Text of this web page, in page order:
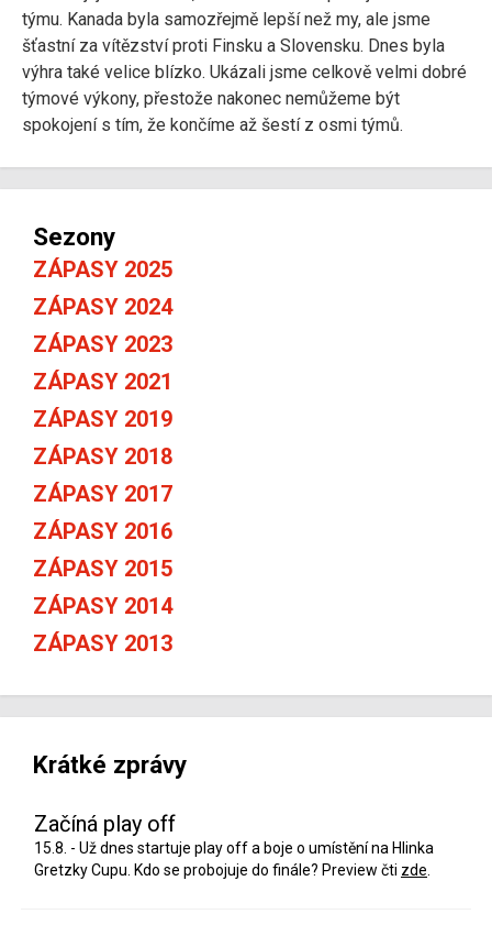
týmu. Kanada byla samozřejmě lepší než my, ale jsme
šťastní za vítězství proti Finsku a Slovensku. Dnes byla
výhra také velice blízko. Ukázali jsme celkově velmi dobré
týmové výkony, přestože nakonec nemůžeme být
spokojení s tím, že končíme až šestí z osmi týmů.
Sezony
ZÁPASY 2025
ZÁPASY 2024
ZÁPASY 2023
ZÁPASY 2021
ZÁPASY 2019
ZÁPASY 2018
ZÁPASY 2017
ZÁPASY 2016
ZÁPASY 2015
ZÁPASY 2014
ZÁPASY 2013
Krátké zprávy
Začíná play off
15.8. - Už dnes startuje play off a boje o umístění na Hlinka
Gretzky Cupu. Kdo se probojuje do finále? Preview čti zde.